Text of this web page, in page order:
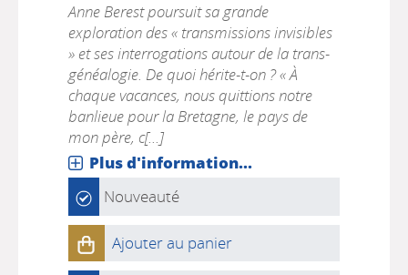
Anne Berest poursuit sa grande
exploration des « transmissions invisibles
» et ses interrogations autour de la trans-
généalogie. De quoi hérite-t-on ? « À
chaque vacances, nous quittions notre
banlieue pour la Bretagne, le pays de
mon père, c[...]
Plus d'information...
Nouveauté
Ajouter au panier